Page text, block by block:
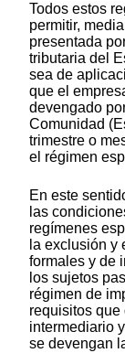
Todos estos
permitir,
presentada
tributaria del
sea de
que el
devengado
Comunidad
trimestre o
el régimen
En este
las
regímenes
la exclusión y
formales y de
los sujetos
régimen de
requisitos que
intermediario
se devengan